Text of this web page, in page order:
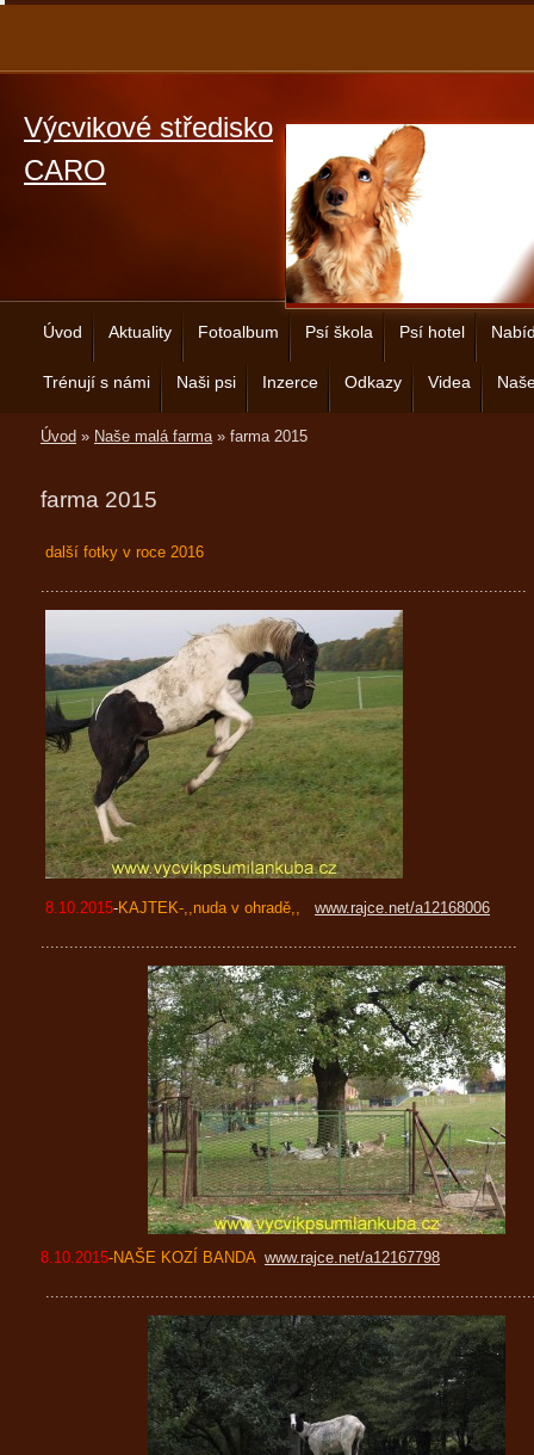
Výcvikové středisko
CARO
Úvod Aktuality Fotoalbum Psí škola Psí hotel
Trénují s námi Naši psi Inzerce Odkazy Videa
Úvod » Naše malá farma» farma 2015
farma 2015
další fotky v roce 2016
......................................................................................................
8.10.2015-KAJTEK-,,nuda v ohradě,, www.rajce.net/a12168006
....................................................................................................
8.10.2015-NAŠE KOZÍ BANDA www.rajce.net/a12167798